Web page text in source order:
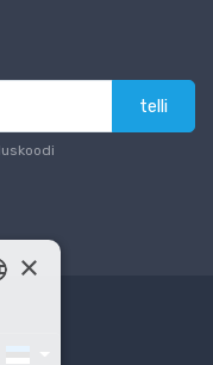
telli
×